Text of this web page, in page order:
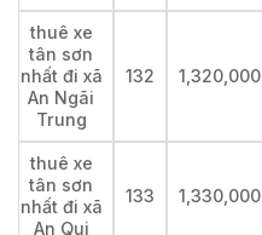
thuê xe
tân sơn
nhất đi xã
An Ngãi
Trung
132 1,320,000
thuê xe
tân sơn
nhất đi xã
An Qui
133 1,330,000